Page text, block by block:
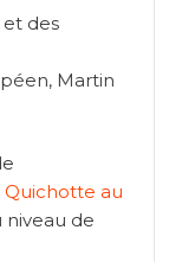
des
Martin
au
niveau de